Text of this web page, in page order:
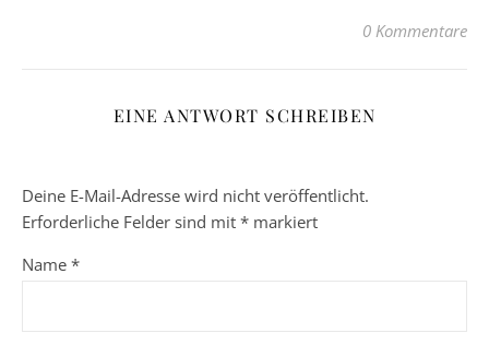
0 Kommentare
EINE ANTWORT SCHREIBEN
Deine E-Mail-Adresse wird nicht veröffentlicht.
Erforderliche Felder sind mit * markiert
Name *